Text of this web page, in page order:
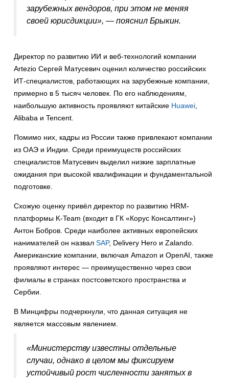
зарубежных вендоров, при этом не меняя
своей юрисдикции», — пояснил Брыкин.
Директор по развитию ИИ и веб-технологий компании
Artezio Сергей Матусевич оценил количество российских
ИТ-специалистов, работающих на зарубежные компании,
примерно в 5 тысяч человек. По его наблюдениям,
наибольшую активность проявляют китайские Huawei
Alibaba и Tencent.
Помимо них, кадры из России также привлекают компании
из ОАЭ и Индии. Среди преимуществ российских
специалистов Матусевич выделил низкие зарплатные
ожидания при высокой квалификации и фундаментальной
подготовке.
Схожую оценку привёл директор по развитию HRM-
платформы K-Team (входит в ГК «Корус Консалтинг»)
Антон Бобров. Среди наиболее активных европейских
нанимателей он назвал SAP, Delivery Hero и Zalando.
Американские компании, включая Amazon и OpenAI, также
проявляют интерес — преимущественно через свои
филиалы в странах постсоветского пространства и
Сербии.
В Минцифры подчеркнули, что данная ситуация не
является массовым явлением.
«Министерству известны отдельные
случаи, однако в целом мы фиксируем
устойчивый рост численности занятых в